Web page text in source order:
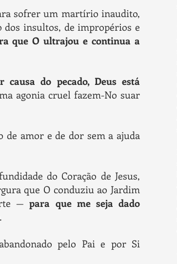
sofrer um martírio inaudito,
insultos, de impropérios e
que O ultrajou e continua a
do pecado, Deus está
agonia cruel fazem-No suar
de amor e de dor sem a ajuda
do Coração de Jesus,
que O conduziu ao Jardim
—para que me seja dado
.
pelo Pai e por Si